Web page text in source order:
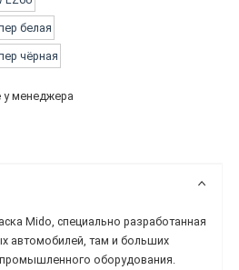
у менеджера
Mido, специально разработанная
автомобилей, там и больших
оборудования.